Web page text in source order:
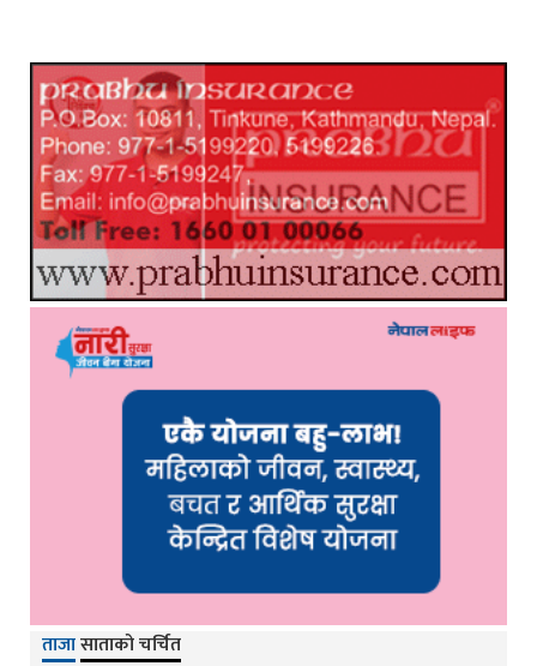
ताजासाताको चर्चित